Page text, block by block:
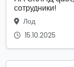
сотрудники!
Лод
15.10.2025